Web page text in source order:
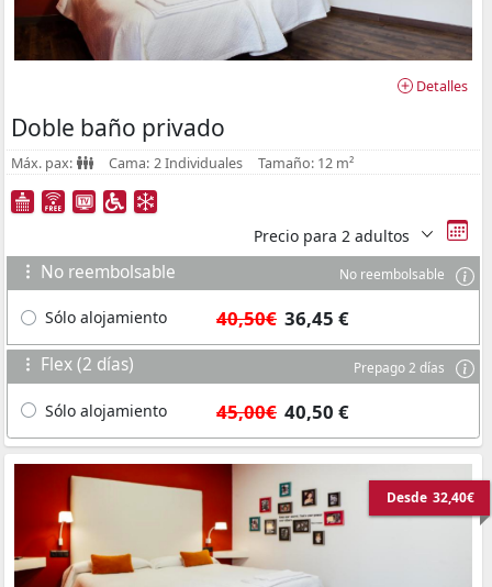
Detalles
Doble baño privado
Máx. pax: Cama: 2 Individuales Tamaño: 12 m²
Precio para 2 adultos
No reembolsable No reembolsable
Sólo alojamiento 40,50€ 36,45 €
Flex (2 días) Prepago 2 días
Sólo alojamiento 45,00€ 40,50 €
Desde 32,40€